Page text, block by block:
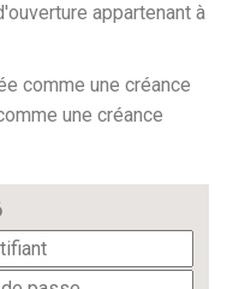
appartenant à
comme une créance
une créance